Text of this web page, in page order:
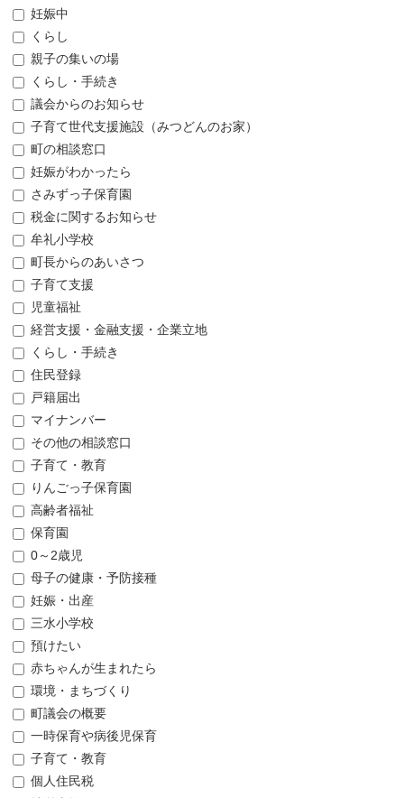
妊娠中
くらし
親子の集いの場
くらし・手続き
議会からのお知らせ
子育て世代支援施設（みつどんのお家）
町の相談窓口
妊娠がわかったら
さみずっ子保育園
税金に関するお知らせ
牟礼小学校
町長からのあいさつ
子育て支援
児童福祉
経営支援・金融支援・企業立地
くらし・手続き
住民登録
戸籍届出
マイナンバー
その他の相談窓口
子育て・教育
りんごっ子保育園
高齢者福祉
保育園
0～2歳児
母子の健康・予防接種
妊娠・出産
三水小学校
預けたい
赤ちゃんが生まれたら
環境・まちづくり
町議会の概要
一時保育や病後児保育
子育て・教育
個人住民税